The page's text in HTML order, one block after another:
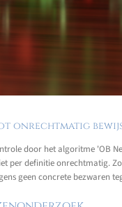
onrechtmatig
door het algoritme 'OB
per definitie onrechtmatig.
geen concrete bezwaren